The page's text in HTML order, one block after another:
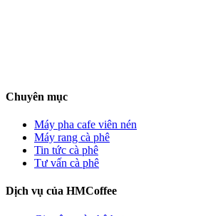
Chuyên mục
Máy pha cafe viên nén
Máy rang cà phê
Tin tức cà phê
Tư vấn cà phê
Dịch vụ của HMCoffee